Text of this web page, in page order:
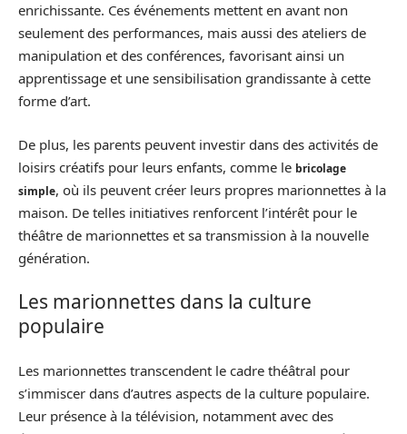
enrichissante. Ces événements mettent en avant non
seulement des performances, mais aussi des ateliers de
manipulation et des conférences, favorisant ainsi un
apprentissage et une sensibilisation grandissante à cette
forme d’art.
De plus, les parents peuvent investir dans des activités de
loisirs créatifs pour leurs enfants, comme le bricolage
simple, où ils peuvent créer leurs propres marionnettes à la
maison. De telles initiatives renforcent l’intérêt pour le
théâtre de marionnettes et sa transmission à la nouvelle
génération.
Les marionnettes dans la culture
populaire
Les marionnettes transcendent le cadre théâtral pour
s’immiscer dans d’autres aspects de la culture populaire.
Leur présence à la télévision, notamment avec des